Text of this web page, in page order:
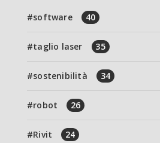
software 40
taglio laser 35
sostenibilità 34
robot 26
Rivit 24